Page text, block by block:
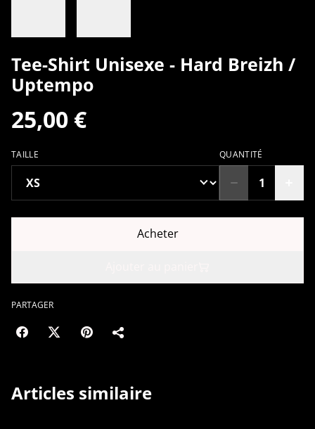
Tee-Shirt Unisexe - Hard Breizh /
Uptempo
25,00 €
TAILLE QUANTITÉ
Acheter
PARTAGER
Articles similaire